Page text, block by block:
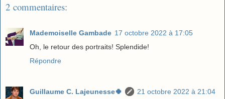
2 commentaires:
Mademoiselle Gambade 17 octobre 2022 à 17:05
Oh, le retour des portraits! Splendide!
Répondre
Guillaume C. Lajeunesse🍀
21 octobre 2022 à 21:04